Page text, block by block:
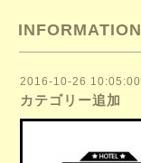
INFORMATION
2016-10-26 10:05:00
カテゴリー追加